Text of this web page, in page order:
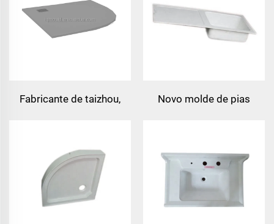
de bandeja de chuveiro
oem
Fabricante de taizhou,
chuveiro, molde para base
de bandeja de chuveiro
oem
Novo molde de pias